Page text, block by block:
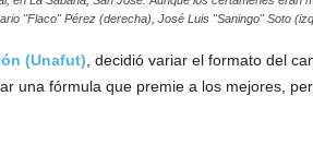
"Flaco" Pérez (derecha), José Luis "Saningo" Soto
(Unafut) , decidió variar el formato del
una fórmula que premie a los mejores,